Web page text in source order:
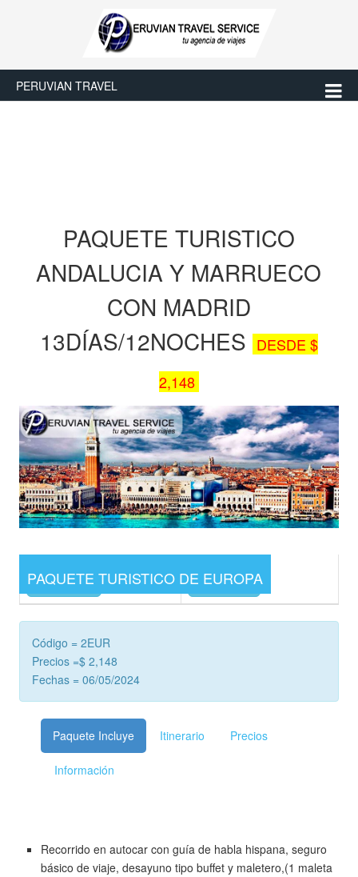
PERUVIAN TRAVEL
PAQUETE TURISTICO
ANDALUCIA Y MARRUECO
CON MADRID
13DÍAS/12NOCHES DESDE $
2,148
PAQUETE TURISTICO DE EUROPA
Precios Cotizar
Código = 2EUR
Precios =$ 2,148
Fechas = 06/05/2024
Paquete Incluye Itinerario Precios
Información
Recorrido en autocar con guía de habla hispana, seguro
básico de viaje, desayuno tipo buffet y maletero,(1 maleta